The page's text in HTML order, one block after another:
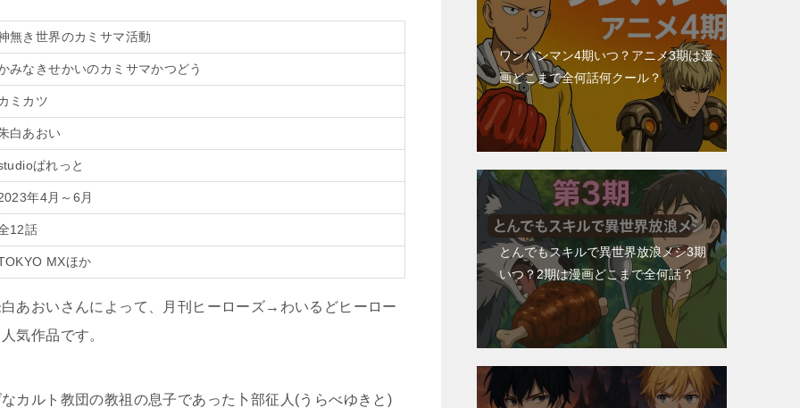
無き世界のカミサマ活動
みなきせかいのカミサマかつどう
ミカツ
白あおい
ぱれっと
年4月～6月
12話
MXほか
あおいさんによって、月刊ヒーローズ→わいるどヒーロー
気作品です。
カルト教団の教祖の息子であった卜部征人(うらべゆきと)
ワンパンマン4期いつ？アニメ3期は漫
画どこまで全何話何クール？
とんでもスキルで異世界放浪メシ3期
いつ？2期は漫画どこまで全何話？